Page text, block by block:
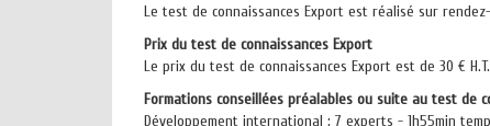
Le test de connaissances Export est réalisé sur
Prix du test de connaissances Export
Le prix du test de connaissances Export est de 30 €
Formations conseillées préalables ou suite au test de
Développement international : 7 experts - 1h55min